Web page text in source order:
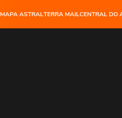
MAPA ASTRALTERRA MAILCENTRAL DO